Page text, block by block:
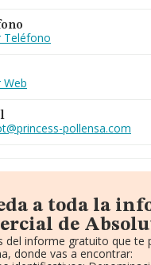
Teléfono
Web
pollensa.com
a toda la
de
del informe gratuito que te
donde vas a encontrar: